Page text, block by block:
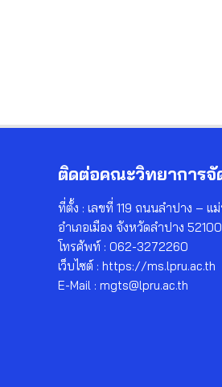
ติดต่อคณะวิทยาการจั
ที่ตั้ง : เลขที่ 119 ถนนลำปาง –
อำเภอเมือง จังหวัดลำปาง 52100
โทรศัพท์ : 062-3272260
เว็บไซต์ : https://ms.lpru.ac.th
E-Mail : mgts@lpru.ac.th